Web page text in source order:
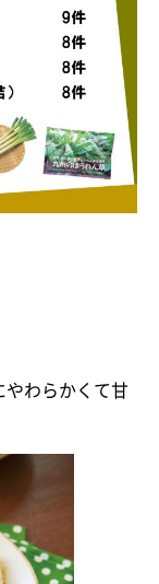
やわらかくて甘